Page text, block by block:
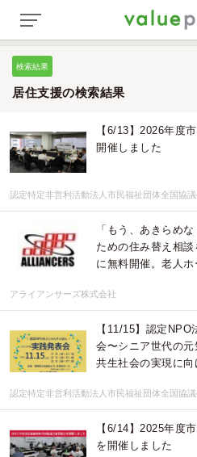
検索結果
居住支援の検索結果
【6/13】2026年度
開催しました
認定特定非営利活動法人市民福祉団体全国協議
「もう、あきらめ
ための住み替え相
に無料開催。老人ホ
アライアンサーズ株式会社
【11/15】認定
会〜シニア世代の
共生社会の実現に向
認定特定非営利活動法人市民福祉団体全国協議
【6/14】2025年度
を開催しました